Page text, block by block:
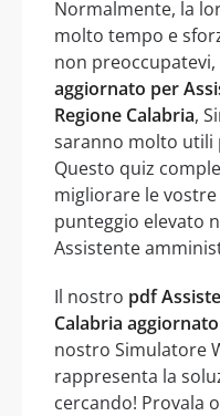
Normalmente, la
molto tempo e
non
aggiornato per
Regione Calabria,
saranno molto utili
Questo quiz
migliorare le
punteggio elevato
Assistente
Il nostro pdf
Calabria
nostro Simulatore
rappresenta la
cercando! Provala